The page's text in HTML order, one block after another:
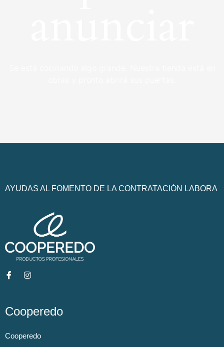
AYUDAS AL FOMENTO DE LA CONTRATACIÓN LABORA
Cooperedo
Cooperedo